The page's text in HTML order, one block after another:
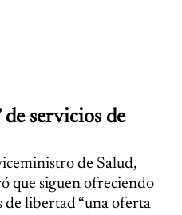
de servicios de
de Salud,
que siguen ofreciendo
de libertad “una oferta